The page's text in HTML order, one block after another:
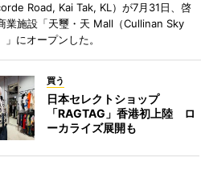
Road, Kai Tak, KL）が7月31日、啓
業施設「天璽・天 Mall（Cullinan Sky
」にオープンした。
買う
日本セレクトショップ
「RAGTAG」香港初上陸 ロ
ーカライズ展開も